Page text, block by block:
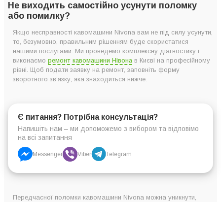
Не виходить самостійно усунути поломку
або помилку?
Якщо несправності кавомашини Nivona вам не під силу усунути,
то, безумовно, правильним рішенням буде скористатися
нашими послугами. Ми проведемо комплексну діагностику і
виконаємо ремонт кавомашини Нівона в Києві на професійному
рівні. Щоб подати заявку на ремонт, заповніть форму
зворотного зв’язку, яка знаходиться нижче.
Є питання? Потрібна консультація?
Напишіть нам – ми допоможемо з вибором та відповімо
на всі запитання
Messenger Viber Telegram
Передчасної поломки кавомашини Nivona можна уникнути,